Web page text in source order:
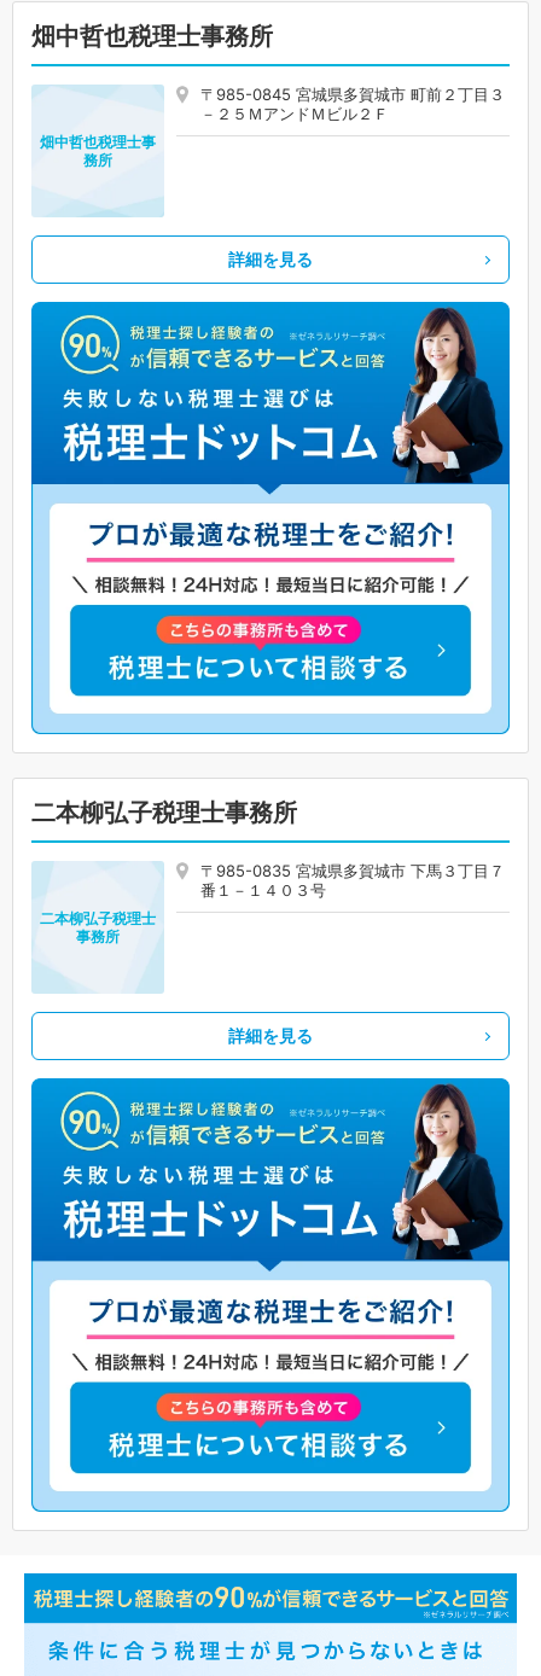
畑中哲也税理士事務所
〒985-0845 宮城県多賀城市 町前２丁目３
－２５ＭアンドＭビル２Ｆ
畑中哲也税理士事
務所
詳細を見る
二本柳弘子税理士事務所
〒985-0835 宮城県多賀城市 下馬３丁目７
番１－１４０３号
二本柳弘子税理士
事務所
詳細を見る